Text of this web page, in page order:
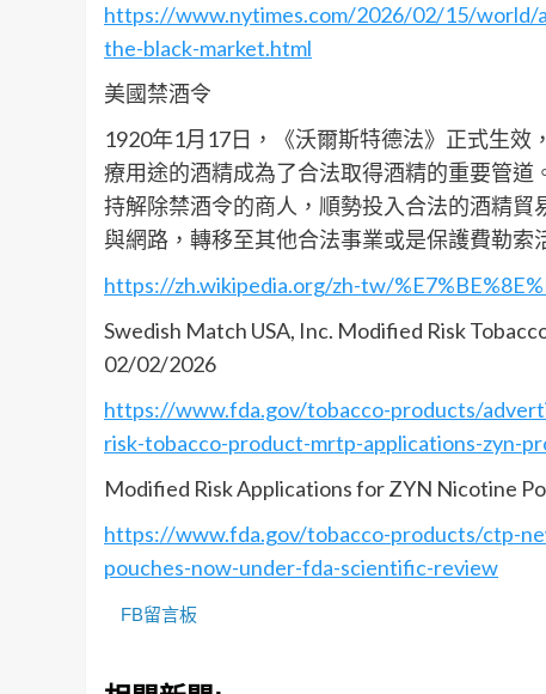
https://www.nytimes.com/2026/02/15/world/
the-black-market.html
美國禁酒令
1920年1月17日，《沃爾斯特德法》正式生
療用途的酒精成為了合法取得酒精的重要管
持解除禁酒令的商人，順勢投入合法的酒精
與網路，轉移至其他合法事業或是保護費勒索
https://zh.wikipedia.org/zh-tw/
Swedish Match USA, Inc. Modified Risk
02/02/2026
https://www.fda.gov/tobacco-products/
risk-tobacco-product-mrtp-applications-zyn-
Modified Risk Applications for ZYN Nicotine
https://www.fda.gov/tobacco-products/ctp-
pouches-now-under-fda-scientific-review
FB留言板